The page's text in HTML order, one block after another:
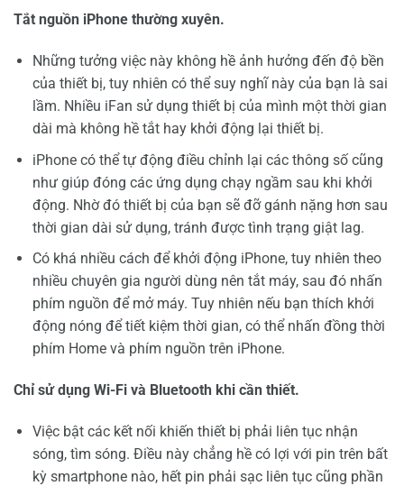
Tắt nguồn iPhone thường xuyên.
Những tưởng việc này không hề ảnh hưởng đến độ bền
của thiết bị, tuy nhiên có thể suy nghĩ này của bạn là sai
lầm. Nhiều iFan sử dụng thiết bị của mình một thời gian
dài mà không hề tắt hay khởi động lại thiết bị.
iPhone có thể tự động điều chỉnh lại các thông số cũng
như giúp đóng các ứng dụng chạy ngầm sau khi khởi
động. Nhờ đó thiết bị của bạn sẽ đỡ gánh nặng hơn sau
thời gian dài sử dụng, tránh được tình trạng giật lag.
Có khá nhiều cách để khởi động iPhone, tuy nhiên theo
nhiều chuyên gia người dùng nên tắt máy, sau đó nhấn
phím nguồn để mở máy. Tuy nhiên nếu bạn thích khởi
động nóng để tiết kiệm thời gian, có thể nhấn đồng thời
phím Home và phím nguồn trên iPhone.
Chỉ sử dụng Wi-Fi và Bluetooth khi cần thiết.
Việc bật các kết nối khiến thiết bị phải liên tục nhận
sóng, tìm sóng. Điều này chẳng hề có lợi với pin trên bất
kỳ smartphone nào, hết pin phải sạc liên tục cũng phần